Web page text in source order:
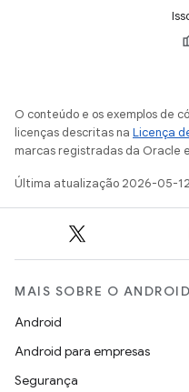
O conteúdo e os exemplos de
licenças descritas na Licença
marcas registradas da Oracle
Última atualização 2026-05-
MAIS SOBRE O ANDROID
Android
Android para empresas
Segurança